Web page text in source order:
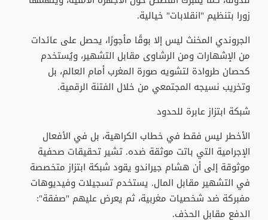
زورا بتنظيم "انقلابات" خيالية.
الجروندي المخنث ليس إلا بوقًا مأجورًا، يحصل على عائدات
من الإشهارات ومن الرشاوى مقابل التشهير، ويُستخدم
كحصان طروادة لتشويه صورة المغرب أمام العالم، بل
وتخريب نسيجه المجتمعي من خلال الفتنة الرقمية.
شبكة ابتزاز عابرة للحدود
الأخطر ليس فقط في خطاب الكراهية، بل في الأفعال
الإجرامية التي باتت موثقة ضده. تشير تحقيقات صحفية
موثوقة إلى أن هشام جيراندو يقود شبكة ابتزاز متخصصة
في التشهير مقابل المال. يستخدم تسجيلات وفيديوهات
مفبركة ضد شخصيات مغربية، ثم يعرض عليهم "صفقة":
الدفع مقابل الحذف.